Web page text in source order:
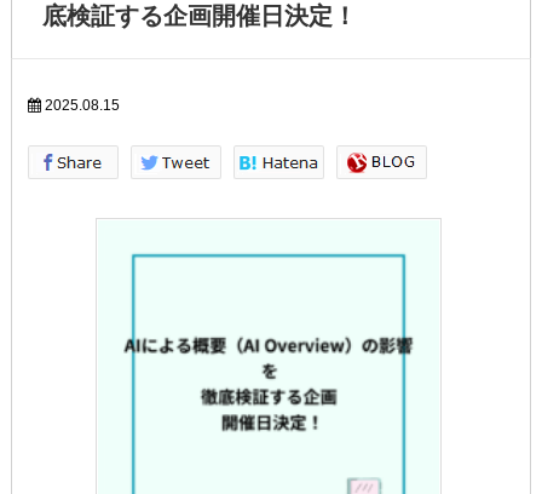
底検証する企画開催日決定！
2025.08.15